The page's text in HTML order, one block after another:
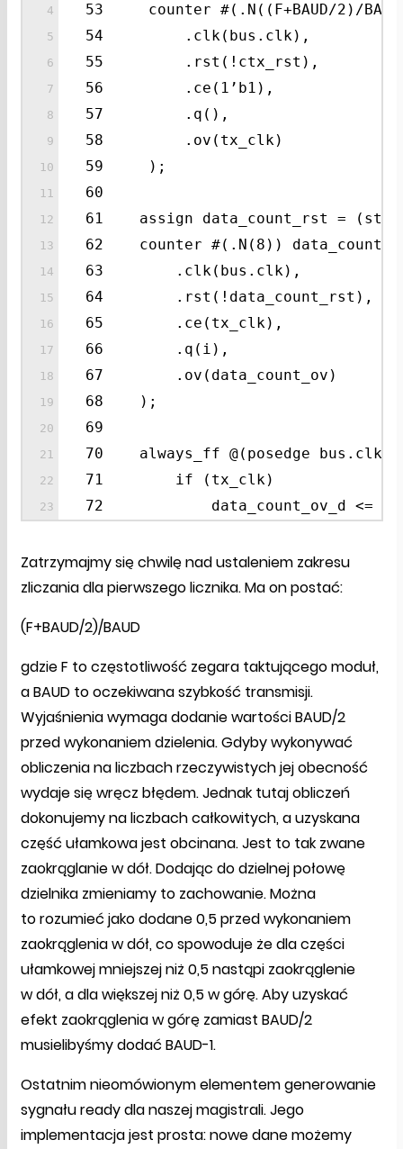
53 counter #(.N((F+BAUD/2)/
54 .clk(bus.clk),
55 .rst(!ctx_rst),
56 .ce(1’b1),
57 .q(),
58 .ov(tx_clk)
59 );
60
61 assign data_count_rst =
62 counter #(.N(8)) data_count (
63 .clk(bus.clk),
64 .rst(!data_count_rst),
65 .ce(tx_clk),
66 .q(i),
67 .ov(data_count_ov)
68 );
69
70 always_ff @(posedge bus.clk)
71 if (tx_clk)
72 data_count_ov_d <=
Zatrzymajmy się chwilę nad ustaleniem zakresu
zliczania dla pierwszego licznika. Ma on postać:
(F+BAUD/2)/BAUD
gdzie F to częstotliwość zegara taktującego moduł,
a BAUD to oczekiwana szybkość transmisji.
Wyjaśnienia wymaga dodanie wartości BAUD/2
przed wykonaniem dzielenia. Gdyby wykonywać
obliczenia na liczbach rzeczywistych jej obecność
wydaje się wręcz błędem. Jednak tutaj obliczeń
dokonujemy na liczbach całkowitych, a uzyskana
część ułamkowa jest obcinana. Jest to tak zwane
zaokrąglanie w dół. Dodając do dzielnej połowę
dzielnika zmieniamy to zachowanie. Można
to rozumieć jako dodane 0,5 przed wykonaniem
zaokrąglenia w dół, co spowoduje że dla części
ułamkowej mniejszej niż 0,5 nastąpi zaokrąglenie
w dół, a dla większej niż 0,5 w górę. Aby uzyskać
efekt zaokrąglenia w górę zamiast BAUD/2
musielibyśmy dodać BAUD-1.
Ostatnim nieomówionym elementem generowanie
sygnału ready dla naszej magistrali. Jego
implementacja jest prosta: nowe dane możemy